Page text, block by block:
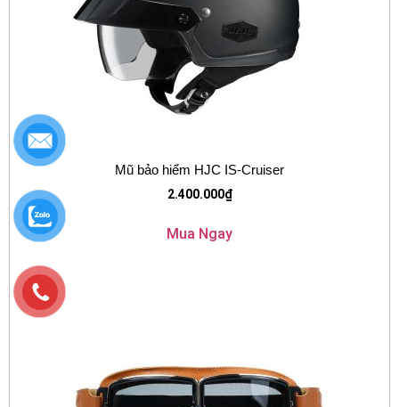
Mũ bảo hiểm HJC IS-Cruiser
2.400.000₫
Mua Ngay